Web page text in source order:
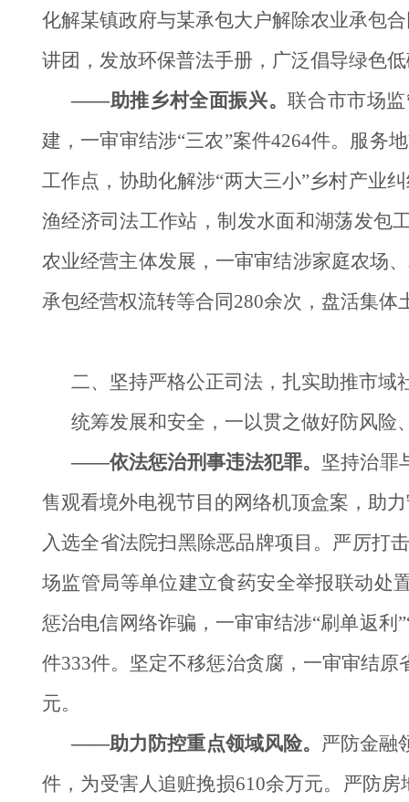
化解某镇政府与某承包大户解除农业承包
讲团，发放环保普法手册，广泛倡导绿色
——助推乡村全面振兴。联合市市场
建，一审审结涉“三农”案件4264件。服务
工作点，协助化解涉“两大三小”乡村产业
渔经济司法工作站，制发水面和湖荡发包
农业经营主体发展，一审审结涉家庭农场
承包经营权流转等合同280余次，盘活集体
二、坚持严格公正司法，扎实助推市域
统筹发展和安全，一以贯之做好防风险
——依法惩治刑事违法犯罪。 坚持治罪
售观看境外电视节目的网络机顶盒案，助
入选全省法院扫黑除恶品牌项目。严厉打
场监管局等单位建立食药安全举报联动处
惩治电信网络诈骗，一审审结涉“刷单返利
件333件。坚定不移惩治贪腐，一审审结
元。
——助力防控重点领域风险。 严防金融
件，为受害人追赃挽损610余万元。严防